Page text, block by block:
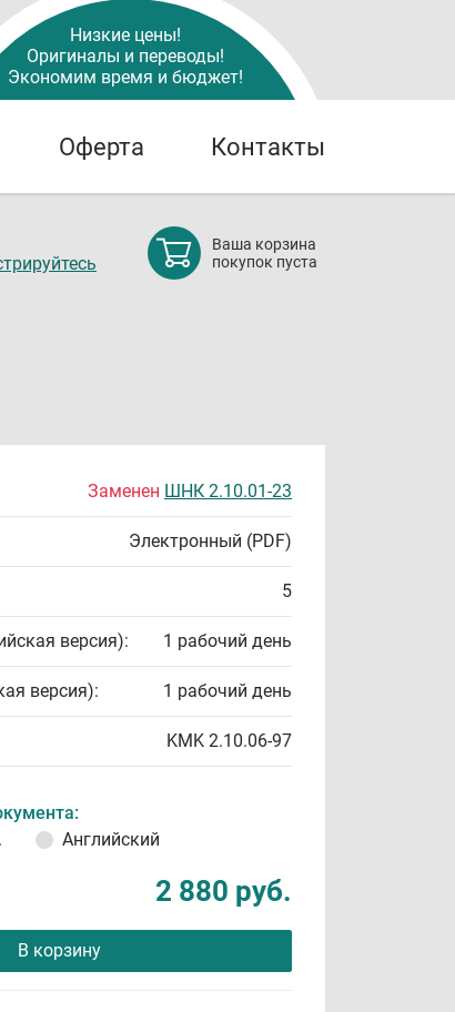
Низкие цены!
Оригиналы и переводы!
Экономим время и бюджет!
Оферта Контакты
Ваша корзина
покупок пуста
Заменен ШНК 2.10.01-23
Электронный (PDF)
5
версия): 1 рабочий день
версия): 1 рабочий день
KMK 2.10.06-97
Английский
2 880 руб.
В корзину